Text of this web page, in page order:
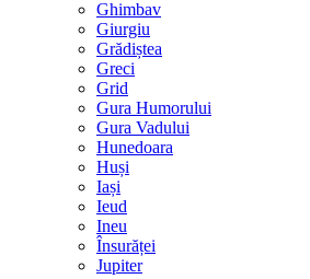
Ghimbav
Giurgiu
Grădiștea
Greci
Grid
Gura Humorului
Gura Vadului
Hunedoara
Huși
Iași
Ieud
Ineu
Însurăței
Jupiter